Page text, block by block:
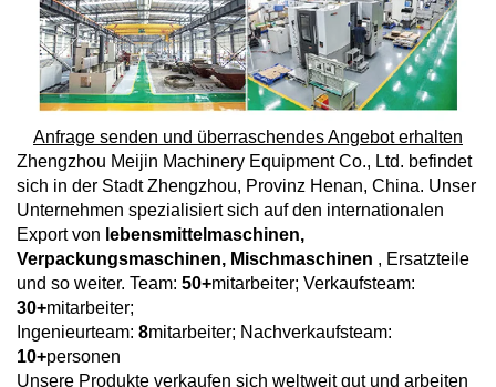
Anfrage senden und überraschendes Angebot erhalten
Zhengzhou Meijin Machinery Equipment Co., Ltd. befindet
sich in der Stadt Zhengzhou, Provinz Henan, China. Unser
Unternehmen spezialisiert sich auf den internationalen
Export von lebensmittelmaschinen,
Verpackungsmaschinen, Mischmaschinen , Ersatzteile
und so weiter. Team: 50+mitarbeiter; Verkaufsteam:
30+mitarbeiter;
Ingenieurteam: 8mitarbeiter; Nachverkaufsteam:
10+personen
Unsere Produkte verkaufen sich weltweit gut und arbeiten